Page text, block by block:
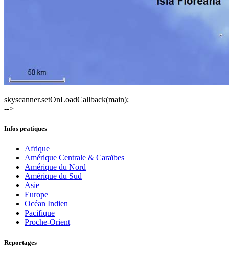
skyscanner.setOnLoadCallback(main);
-->
Infos pratiques
Afrique
Amérique Centrale & Caraïbes
Amérique du Nord
Amérique du Sud
Asie
Europe
Océan Indien
Pacifique
Proche-Orient
Reportages